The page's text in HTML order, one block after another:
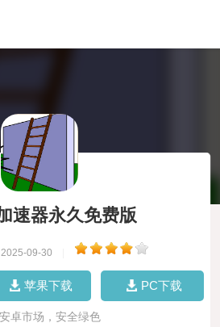
速器永久免费版
09-30
苹果下载 PC下载
安卓市场，安全绿色